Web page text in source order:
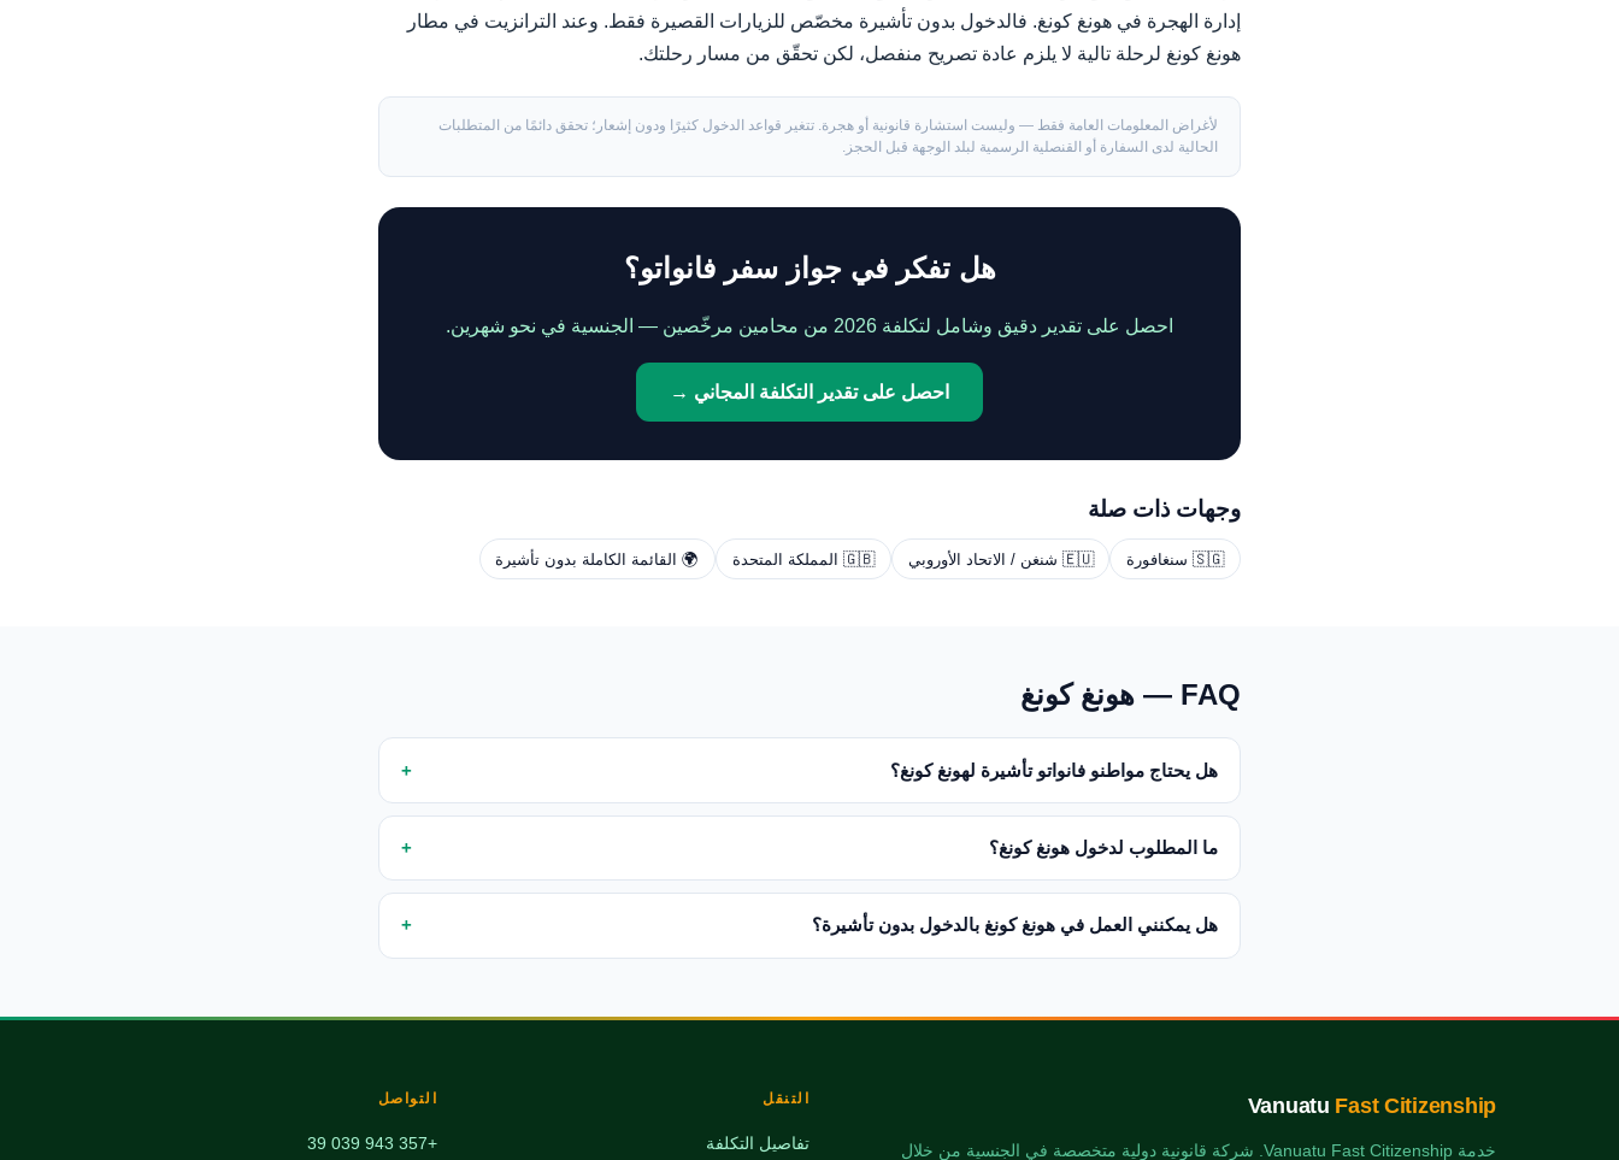
إدارة الهجرة في هونغ كونغ. فالدخول بدون تأشيرة مخصّص للزيارات القصيرة فقط. وعند الترانزيت في مطار
هونغ كونغ لرحلة تالية لا يلزم عادة تصريح منفصل، لكن تحقّق من مسار رحلتك.
لأغراض المعلومات العامة فقط — وليست استشارة قانونية أو هجرة. تتغير قواعد الدخول كثيرًا ودون إشعار؛ تحقق دائمًا من المتطلبات
الحالية لدى السفارة أو القنصلية الرسمية لبلد الوجهة قبل الحجز.
هل تفكر في جواز سفر فانواتو؟
احصل على تقدير دقيق وشامل لتكلفة 2026 من محامين مرخّصين — الجنسية في نحو شهرين.
احصل على تقدير التكلفة المجاني →
وجهات ذات صلة
🇸🇬 سنغافورة 🇪🇺 شنغن / الاتحاد الأوروبي 🇬🇧 المملكة المتحدة 🌍 القائمة الكاملة بدون تأشيرة
FAQ — هونغ كونغ
هل يحتاج مواطنو فانواتو تأشيرة لهونغ كونغ؟
ما المطلوب لدخول هونغ كونغ؟
هل يمكنني العمل في هونغ كونغ بالدخول بدون تأشيرة؟
Vanuatu Fast Citizenship
خدمة Vanuatu Fast Citizenship. شركة قانونية دولية متخصصة في الجنسية من خلال
التنقل
تفاصيل التكلفة
التواصل
+357 943 039 39